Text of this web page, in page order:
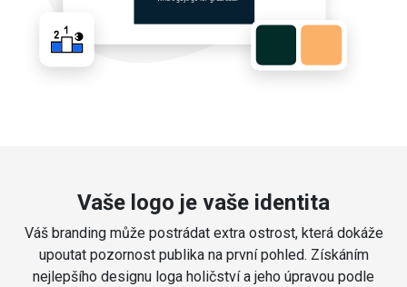
Vaše logo je vaše identita
Váš branding může postrádat extra ostrost, která dokáže
upoutat pozornost publika na první pohled. Získáním
nejlepšího designu loga holičství a jeho úpravou podle